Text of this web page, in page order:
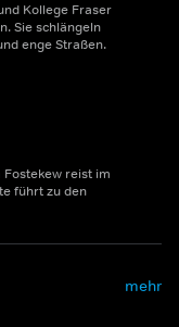
Kollege Fraser
Sie schlängeln
enge Straßen.
reist im
führt zu den
mehr